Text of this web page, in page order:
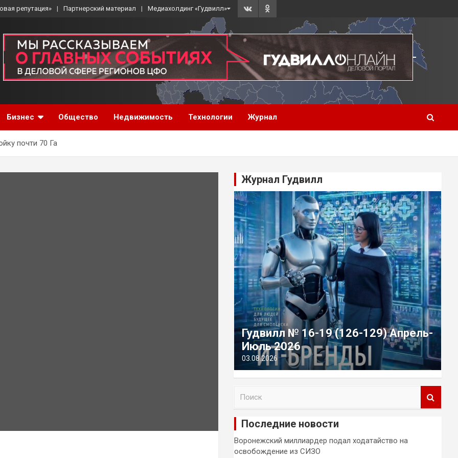
репутация» Партнерский материал Медиахолдинг «Гудвилл»
Бизнес Общество Недвижимость Технологии Журнал
почти 70 Га
Журнал Гудвилл
Гудвилл № 16-19 (126-129) Апрель-
Июль 2026
03.08.2026
и
Последние новости
Воронежский миллиардер подал ходатайство на
освобождение из СИЗО